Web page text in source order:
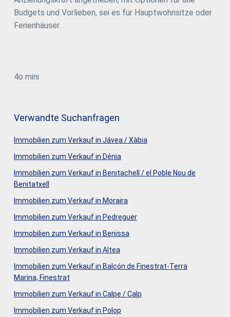
Budgets und Vorlieben, sei es für Hauptwohnsitze oder
Ferienhäuser.
4o mini
Verwandte Suchanfragen
Immobilien zum Verkauf in Jávea / Xàbia
Immobilien zum Verkauf in Dénia
Immobilien zum Verkauf in Benitachell / el Poble Nou de
Benitatxell
Immobilien zum Verkauf in Moraira
Immobilien zum Verkauf in Pedreguer
Immobilien zum Verkauf in Benissa
Immobilien zum Verkauf in Altea
Immobilien zum Verkauf in Balcón de Finestrat-Terra
Marina, Finestrat
Immobilien zum Verkauf in Calpe / Calp
Immobilien zum Verkauf in Polop